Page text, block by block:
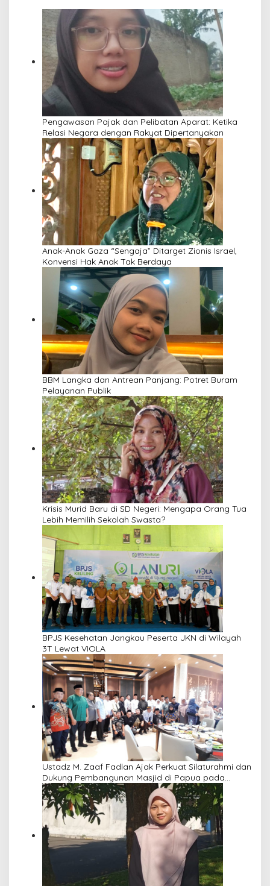
Pengawasan Pajak dan Pelibatan Aparat: Ketika
Relasi Negara dengan Rakyat Dipertanyakan
Anak-Anak Gaza “Sengaja” Ditarget Zionis Israel,
Konvensi Hak Anak Tak Berdaya
BBM Langka dan Antrean Panjang: Potret Buram
Pelayanan Publik
Krisis Murid Baru di SD Negeri: Mengapa Orang Tua
Lebih Memilih Sekolah Swasta?
BPJS Kesehatan Jangkau Peserta JKN di Wilayah
3T Lewat VIOLA
Ustadz M. Zaaf Fadlan Ajak Perkuat Silaturahmi dan
Dukung Pembangunan Masjid di Papua pada
Pengajian Yayasan Alimbas Insan Cita